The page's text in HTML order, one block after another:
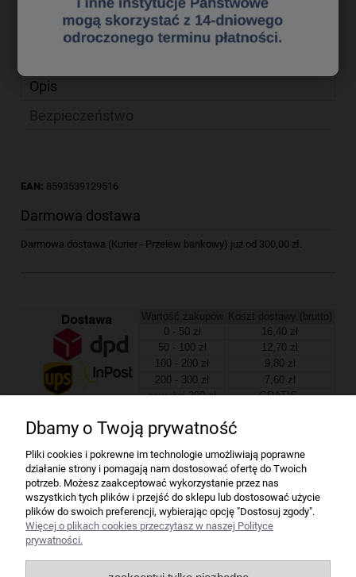
Koh i Noor
Kod produktu:
gr 0090021
zapytaj o produkt
poleć znajomemu
Opis
EAN: 8593539129516
Darmowa dostawa
Darmowa dostawa (Kurier - Przelew bankowy) już od 300,00 zł.
Wartość zakupów
Koszt dostawy (brutto)
0 - 50 zł
16,40 zł
50 - 100 zł
12,70 zł
100 - 200 zł
9,80 zł
200 - 300 zł
7,60 zł
powyżej 300 zł
GRATIS
Firma
Bindownice wg producentów
Niszczarki wg producentów
Dbamy o Twoją prywatność
Pliki cookies i pokrewne im technologie umożliwiają poprawne
działanie strony i pomagają nam dostosować ofertę do Twoich
potrzeb. Możesz zaakceptować wykorzystanie przez nas
wszystkich tych plików i przejść do sklepu lub dostosować użycie
plików do swoich preferencji, wybierając opcję "Dostosuj zgody".
Więcej o plikach cookies przeczytasz w naszej Polityce
prywatności.